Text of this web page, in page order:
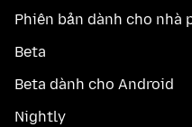
Phiên bản dành cho nhà
Beta
Beta dành cho Android
Nightly